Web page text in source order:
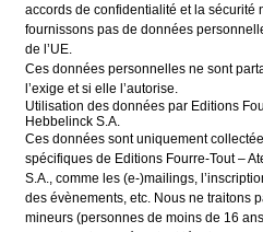
accords de confidentialité et la sécurité
fournissons pas de données
de l’UE.
Ces données personnelles ne sont
l’exige et si elle l’autorise.
Utilisation des données par Editions
Hebbelinck S.A.
Ces données sont uniquement
spécifiques de Editions Fourre-Tout –
S.A., comme les (e-)mailings,
des évènements, etc. Nous ne traitons
mineurs (personnes de moins de 16